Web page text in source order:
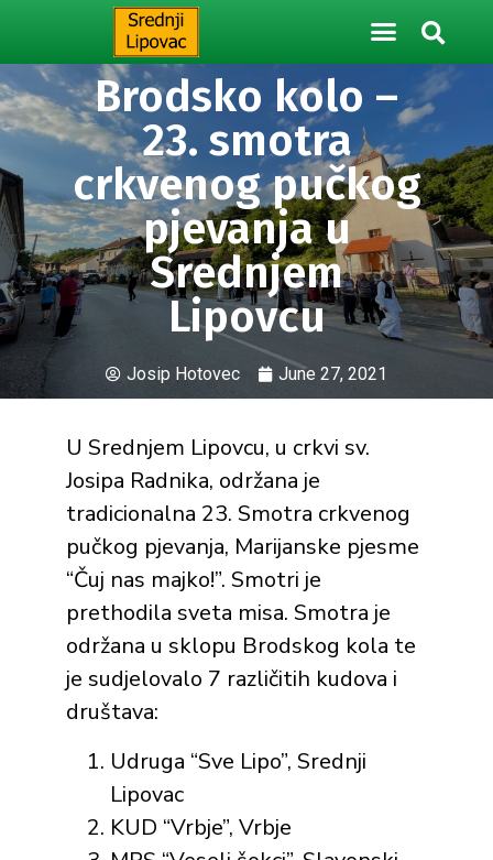
Brodsko kolo –
23. smotra
crkvenog pučkog
pjevanja u
Srednjem
Lipovcu
Josip Hotovec June 27, 2021
U Srednjem Lipovcu, u crkvi sv.
Josipa Radnika, održana je
tradicionalna 23. Smotra crkvenog
pučkog pjevanja, Marijanske pjesme
“Čuj nas majko!”. Smotri je
prethodila sveta misa. Smotra je
održana u sklopu Brodskog kola te
je sudjelovalo 7 različitih kudova i
društava:
Udruga “Sve Lipo”, Srednji
Lipovac
KUD “Vrbje”, Vrbje